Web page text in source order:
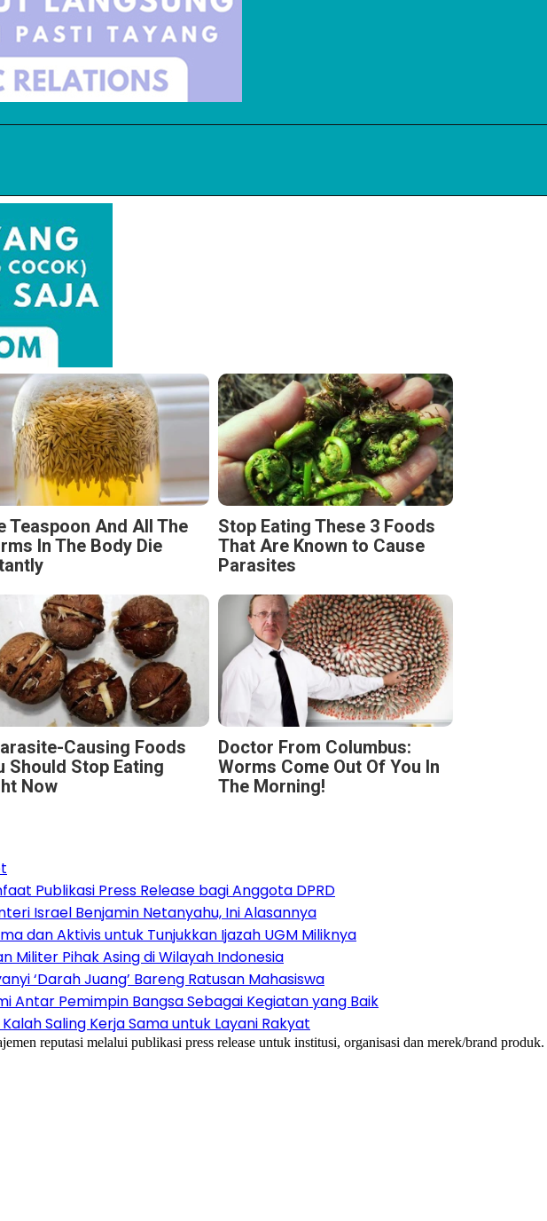
Teaspoon And All The
In The Body Die
Stop Eating These 3 Foods
That Are Known to Cause
Parasites
Causing Foods
Should Stop Eating
Now
Doctor From Columbus:
Worms Come Out Of You In
The Morning!
Publikasi Press Release bagi Anggota DPRD
Israel Benjamin Netanyahu, Ini Alasannya
dan Aktivis untuk Tunjukkan Ijazah UGM Miliknya
Militer Pihak Asing di Wilayah Indonesia
‘Darah Juang’ Bareng Ratusan Mahasiswa
Antar Pemimpin Bangsa Sebagai Kegiatan yang Baik
Saling Kerja Sama untuk Layani Rakyat
reputasi melalui publikasi press release untuk institusi, organisasi dan merek/brand